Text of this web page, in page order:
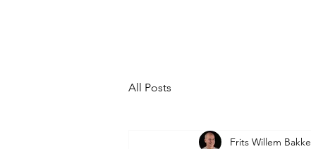
All Posts
Frits Willem